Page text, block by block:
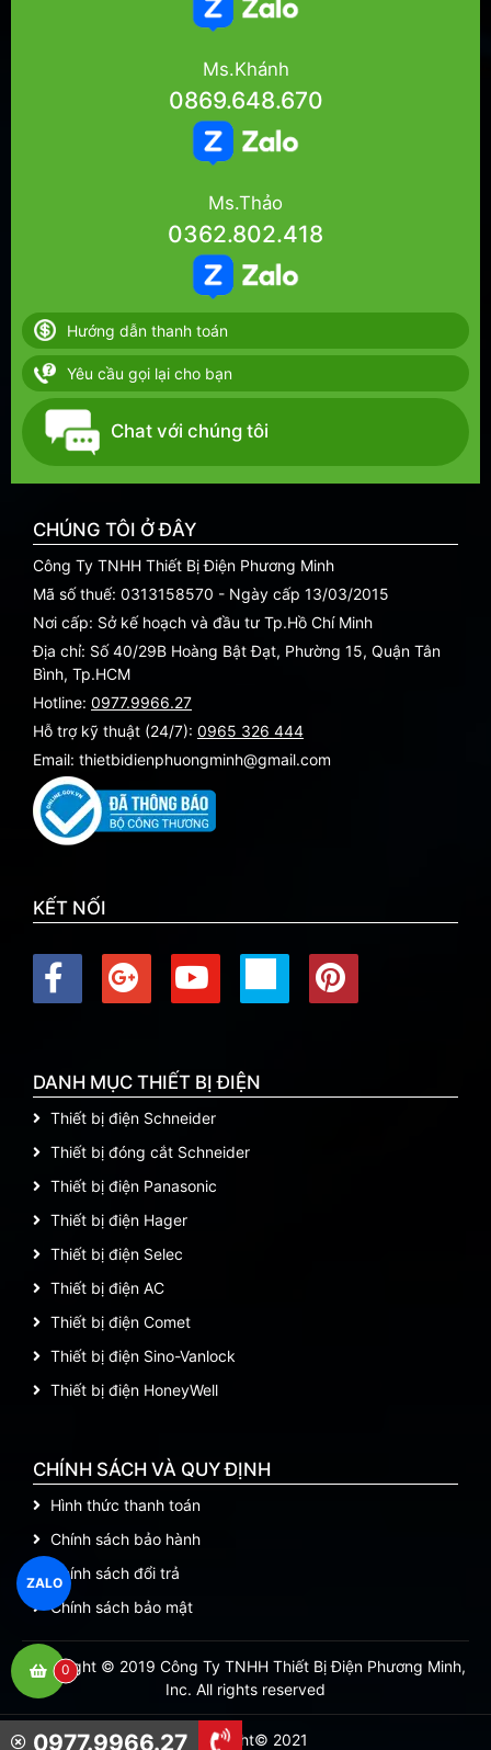
Ms.Khánh
0869.648.670
Ms.Thảo
0362.802.418
Hướng dẫn thanh toán
Yêu cầu gọi lại cho bạn
Chat với chúng tôi
CHÚNG TÔI Ở ĐÂY
Công Ty TNHH Thiết Bị Điện Phương Minh
Mã số thuế: 0313158570 - Ngày cấp 13/03/2015
Nơi cấp: Sở kế hoạch và đầu tư Tp.Hồ Chí Minh
Địa chỉ: Số 40/29B Hoàng Bật Đạt, Phường 15, Quận Tân
Bình, Tp.HCM
Hotline: 0977.9966.27
Hỗ trợ kỹ thuật (24/7): 0965 326 444
Email: thietbidienphuongminh@gmail.com
KẾT NỐI
DANH MỤC THIẾT BỊ ĐIỆN
Thiết bị điện Schneider
Thiết bị đóng cắt Schneider
Thiết bị điện Panasonic
Thiết bị điện Hager
Thiết bị điện Selec
Thiết bị điện AC
Thiết bị điện Comet
Thiết bị điện Sino-Vanlock
Thiết bị điện HoneyWell
CHÍNH SÁCH VÀ QUY ĐỊNH
Hình thức thanh toán
Chính sách bảo hành
Chính sách đổi trả
Chính sách bảo mật
Copyright © 2019 Công Ty TNHH Thiết Bị Điện Phương Minh,
Inc. All rights reserved
Copyright© 2021
0977.9966.27
0
ZALO